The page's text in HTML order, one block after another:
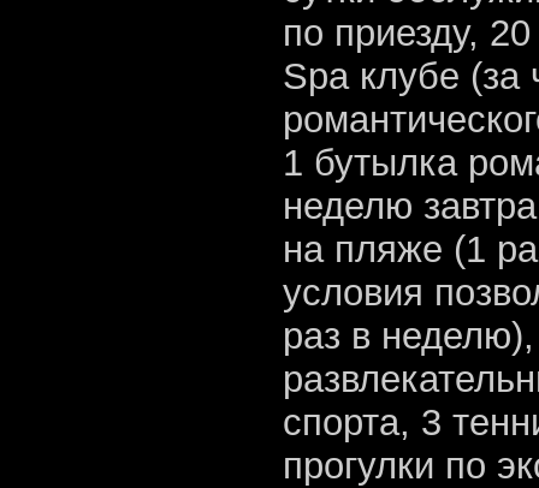
по приезду,
Spa клубе (за
1 бутылка
неделю
на пляже (1
условия
раз в
спорта, 3
прогулки по